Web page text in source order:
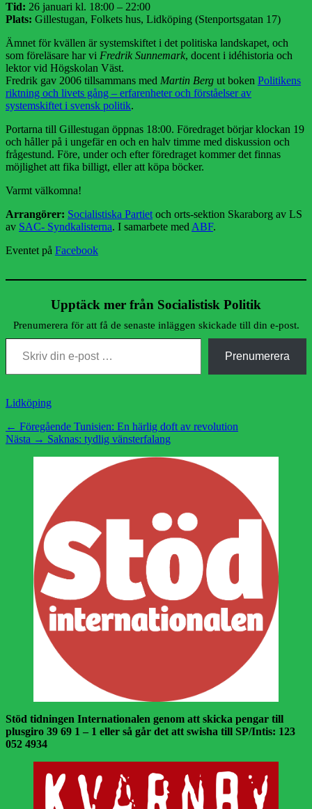
Tid: 26 januari kl. 18:00 – 22:00
Plats: Gillestugan, Folkets hus, Lidköping (Stenportsgatan 17)
Ämnet för kvällen är systemskiftet i det politiska landskapet, och
som föreläsare har vi Fredrik Sunnemark, docent i idéhistoria och
lektor vid Högskolan Väst.
Fredrik gav 2006 tillsammans med Martin Berg ut boken Politikens
riktning och livets gång – erfarenheter och förståelser av
systemskiftet i svensk politik.
Portarna till Gillestugan öppnas 18:00. Föredraget börjar klockan 19
och håller på i ungefär en och en halv timme med diskussion och
frågestund. Före, under och efter föredraget kommer det finnas
möjlighet att fika billigt, eller att köpa böcker.
Varmt välkomna!
Arrangörer: Socialistiska Partiet och orts-sektion Skaraborg av LS
av SAC- Syndkalisterna. I samarbete med ABF.
Eventet på Facebook
Upptäck mer från Socialistisk Politik
Prenumerera för att få de senaste inläggen skickade till din e-post.
Skriv din e-post …
Prenumerera
Kategorier
Lidköping
Inläggsnavigering
← Föregående Föregående
inlägg:
Tunisien: En härlig doft av revolution
Nästa → Nästa
Saknas: tydlig vänsterfalang
Stöd tidningen Internationalen genom att skicka pengar till
plusgiro 39 69 1 – 1 eller så går det att swisha till SP/Intis: 123
052 4934